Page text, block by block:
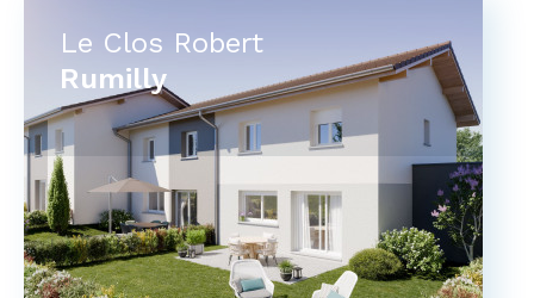
Le Clos Robert
Rumilly